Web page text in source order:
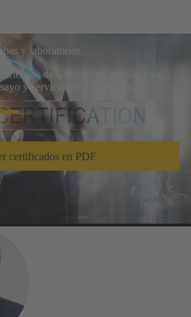
y laboratorios
de sistemas de gestión para
y servicios de laboratorio.
certificados en PDF